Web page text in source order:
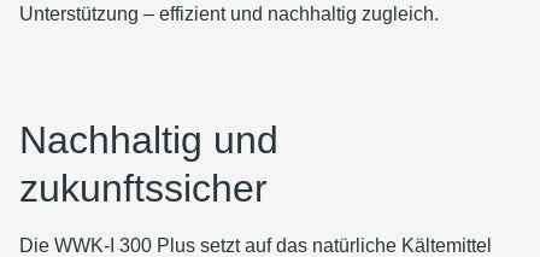
Unterstützung – effizient und nachhaltig zugleich.
Nachhaltig und
zukunftssicher
Die WWK-I 300 Plus setzt auf das natürliche Kältemittel